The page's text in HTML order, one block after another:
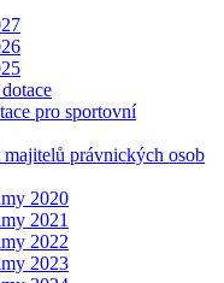
pro sportovní
právnických osob
2020
2021
2022
2023